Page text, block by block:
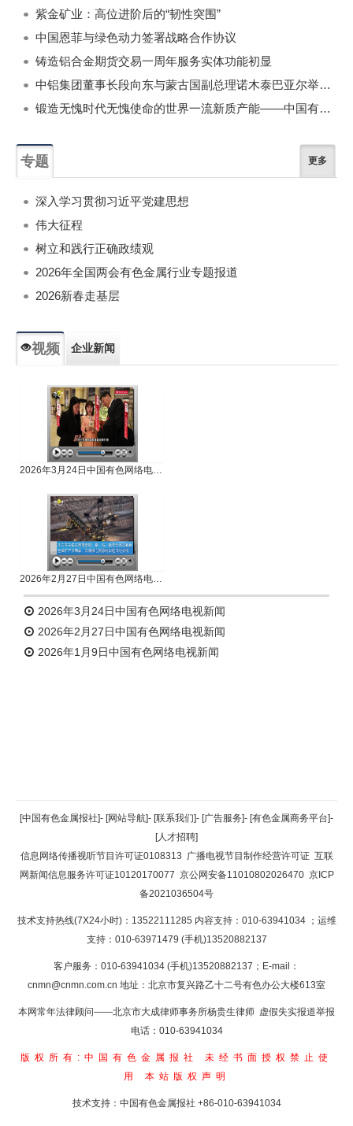
紫金矿业：高位进阶后的“韧性突围”
中国恩菲与绿色动力签署战略合作协议
铸造铝合金期货交易一周年服务实体功能初显
中铝集团董事长段向东与蒙古国副总理诺木泰巴亚尔举行会谈
锻造无愧时代无愧使命的世界一流新质产能——中国有色金属工业的战略应对与破局之道（二）
专题 更多
深入学习贯彻习近平党建思想
伟大征程
树立和践行正确政绩观
2026年全国两会有色金属行业专题报道
2026新春走基层
视频 企业新闻
2026年3月24日中国有色网络电视新闻
2026年2月27日中国有色网络电视新闻
2026年3月24日中国有色网络电视新闻
2026年2月27日中国有色网络电视新闻
2026年1月9日中国有色网络电视新闻
返回顶部
返回首页
[中国有色金属报社]- [网站导航]- [联系我们]- [广告服务]- [有色金属商务平台]-
[人才招聘]
信息网络传播视听节目许可证0108313 广播电视节目制作经营许可证 互联
网新闻信息服务许可证10120170077 京公网安备11010802026470 京ICP
备2021036504号
技术支持热线(7X24小时)：13522111285 内容支持：010-63941034 ；运维
支持：010-63971479 (手机)13520882137
客户服务：010-63941034 (手机)13520882137；E-mail：
cnmn@cnmn.com.cn 地址：北京市复兴路乙十二号有色办公大楼613室
本网常年法律顾问——北京市大成律师事务所杨贵生律师 虚假失实报道举报
电话：010-63941034
版权所有:中国有色金属报社
未经书面授权禁止使
用 本站版权声明
技术支持：中国有色金属报社 +86-010-63941034